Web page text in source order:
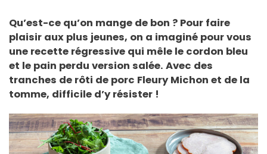
Qu’est-ce qu’on mange de bon ? Pour faire
plaisir aux plus jeunes, on a imaginé pour vous
une recette régressive qui mêle le cordon bleu
et le pain perdu version salée. Avec des
tranches de rôti de porc Fleury Michon et de la
tomme, difficile d’y résister !